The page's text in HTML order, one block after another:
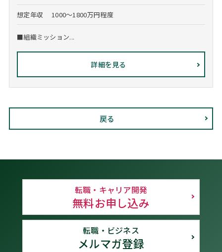
想定年収 1000～1800万円程度
■組織ミッション...
詳細を見る
戻る
転職・キャリア開発
無料お申し込み
転職・ビジネス
メルマガ登録